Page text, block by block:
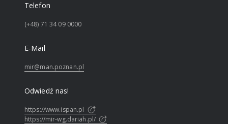
Telefon
(+48) 71 34 09 0000
E-Mail
mir@man.poznan.pl
Odwiedź nas!
https://www.ispan.pl
https://mir-wg.dariah.pl/